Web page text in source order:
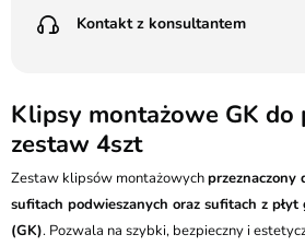
Poczta Polska Kurier 48H - 11 zł
(od 1000 zł dla gabarytów, nie
Pobranie:
Poczta Polska Kurier 48H - 16 zł
Kurier GLS - 20 zł
Przesyłka Gabarytowa - 35 zł
Kontakt z konsultantem
Batalionów Chłopskich 12, 94-058
506 336 320
kontakt@ledstyl.pl
Klipsy montażowe GK do
zestaw 4szt
Zestaw klipsów montażowychprzeznaczony
sufitach podwieszanych oraz sufitach z
(GK). Pozwala na szybki, bezpieczny i